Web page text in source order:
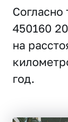
450160
на
год.